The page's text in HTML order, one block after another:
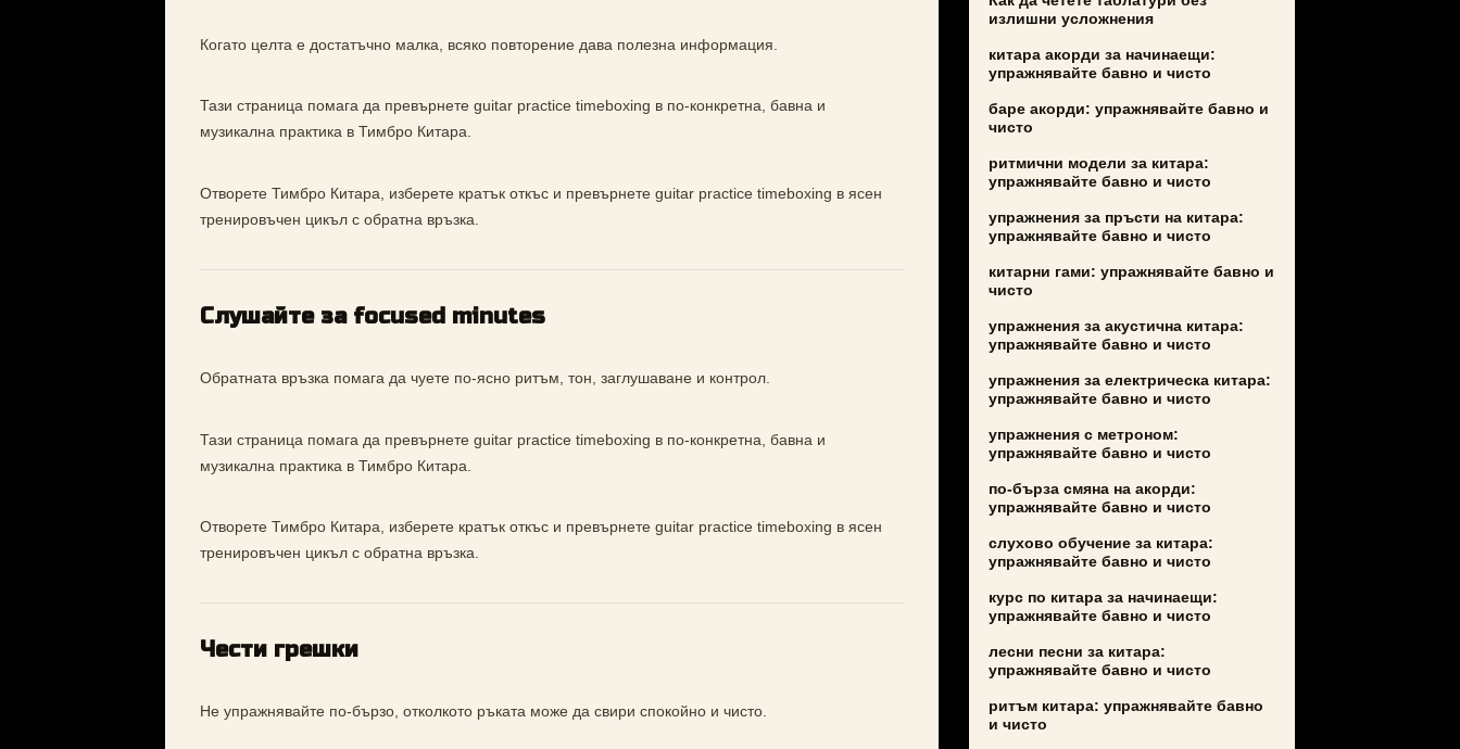
Когато целта е достатъчно малка, всяко повторение дава полезна информация.
Тази страница помага да превърнете guitar practice timeboxing в по-конкретна, бавна и
музикална практика в Тимбро Китара.
Отворете Тимбро Китара, изберете кратък откъс и превърнете guitar practice timeboxing в ясен
тренировъчен цикъл с обратна връзка.
Слушайте за focused minutes
Обратната връзка помага да чуете по-ясно ритъм, тон, заглушаване и контрол.
Тази страница помага да превърнете guitar practice timeboxing в по-конкретна, бавна и
музикална практика в Тимбро Китара.
Отворете Тимбро Китара, изберете кратък откъс и превърнете guitar practice timeboxing в ясен
тренировъчен цикъл с обратна връзка.
Чести грешки
Не упражнявайте по-бързо, отколкото ръката може да свири спокойно и чисто.
излишни усложнения
китара акорди за начинаещи:
упражнявайте бавно и чисто
баре акорди: упражнявайте бавно и
чисто
ритмични модели за китара:
упражнявайте бавно и чисто
упражнения за пръсти на китара:
упражнявайте бавно и чисто
китарни гами: упражнявайте бавно и
чисто
упражнения за акустична китара:
упражнявайте бавно и чисто
упражнения за електрическа китара:
упражнявайте бавно и чисто
упражнения с метроном:
упражнявайте бавно и чисто
по-бърза смяна на акорди:
упражнявайте бавно и чисто
слухово обучение за китара:
упражнявайте бавно и чисто
курс по китара за начинаещи:
упражнявайте бавно и чисто
лесни песни за китара:
упражнявайте бавно и чисто
ритъм китара: упражнявайте бавно
и чисто